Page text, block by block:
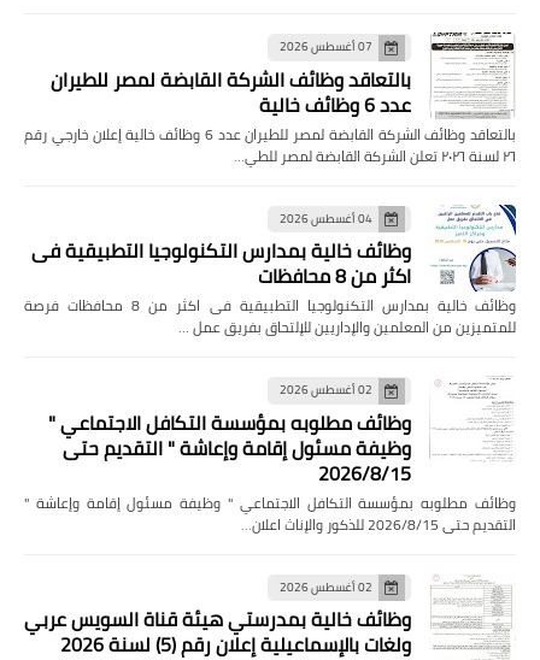
07 أغسطس 2026
بالتعاقد وظائف الشركة القابضة لمصر للطيران
عدد 6 وظائف خالية
بالتعاقد وظائف الشركة القابضة لمصر للطيران عدد 6 وظائف خالية إعلان خارجي رقم
٢٦ لسنة ٢٠٢٦ تعلن الشركة القابضة لمصر للطي…
04 أغسطس 2026
وظائف خالية بمدارس التكنولوجيا التطبيقية فى
اكثر من 8 محافظات
وظائف خالية بمدارس التكنولوجيا التطبيقية فى اكثر من 8 محافظات فرصة
للمتميزين من المعلمين والإداريين للإلتحاق بفريق عمل …
02 أغسطس 2026
وظائف مطلوبه بمؤسسة التكافل الاجتماعي "
وظيفة مسئول إقامة وإعاشة " التقديم حتى
2026/8/15
وظائف مطلوبه بمؤسسة التكافل الاجتماعي " وظيفة مسئول إقامة وإعاشة "
التقديم حتى 2026/8/15 للذكور والإناث اعلان…
02 أغسطس 2026
وظائف خالية بمدرستي هيئة قناة السويس عربي
ولغات بالإسماعيلية إعلان رقم (5) لسنة 2026